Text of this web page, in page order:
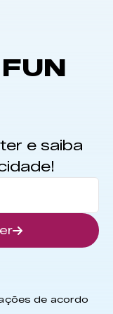
FUN
e saiba
de acordo